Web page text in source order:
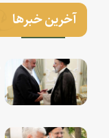
آخرین خبرها